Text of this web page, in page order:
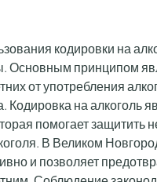
кодировки на
Основным принципом
от употребления
Кодировка на алкоголь
помогает защитить
В Великом
и позволяет